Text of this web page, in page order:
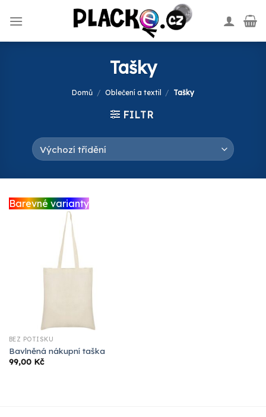
Tašky
Domů / Oblečení a textil / Tašky
FILTR
Barevné varianty
BEZ POTISKU
Bavlněná nákupní taška
99,00 Kč